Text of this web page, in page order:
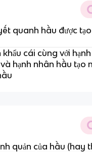
quanh hầu được
cái cùng với
hạnh nhân hầu tạo
quản của hầu (hay